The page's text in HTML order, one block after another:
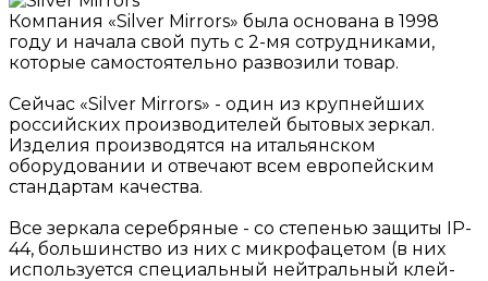
Компания «Silver Mirrors» была основана в 1998
году и начала свой путь с 2-мя сотрудниками,
которые самостоятельно развозили товар.
Сейчас «Silver Mirrors» - один из крупнейших
российских производителей бытовых зеркал.
Изделия производятся на итальянском
оборудовании и отвечают всем европейским
стандартам качества.
Все зеркала серебряные - со степенью защиты IP-
44, большинство из них с микрофацетом (в них
используется специальный нейтральный клей-